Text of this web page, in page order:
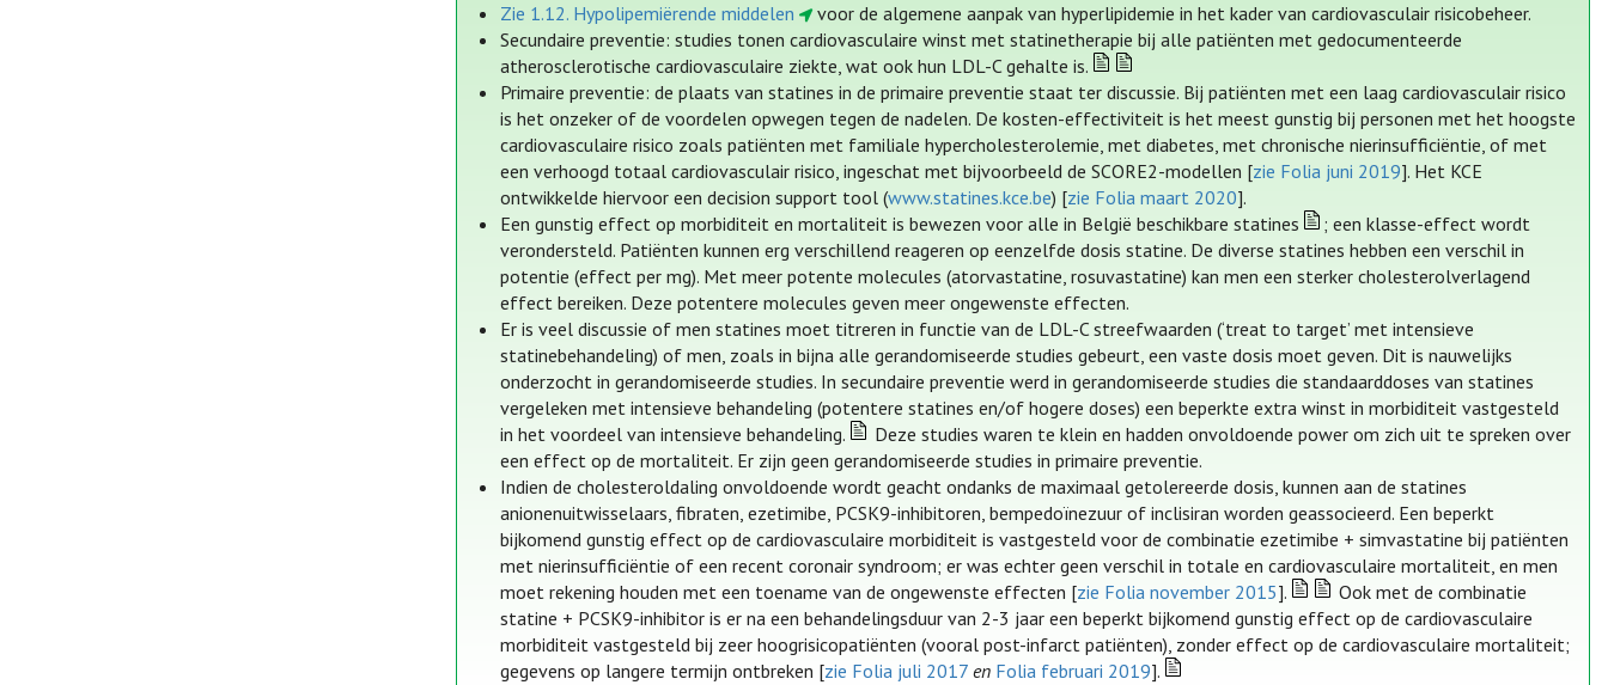
Zie 1.12. Hypolipemiërende middelen
voor de algemene aanpak van hyperlipidemie in het kader van cardiovasculair risicobeheer.
Secundaire preventie: studies tonen cardiovasculaire winst met statinetherapie bij alle patiënten met gedocumenteerde
atherosclerotische cardiovasculaire ziekte, wat ook hun LDL-C gehalte is.
Primaire preventie: de plaats van statines in de primaire preventie staat ter discussie. Bij patiënten met een laag cardiovasculair risico
is het onzeker of de voordelen opwegen tegen de nadelen. De kosten-effectiviteit is het meest gunstig bij personen met het hoogste
cardiovasculaire risico zoals patiënten met familiale hypercholesterolemie, met diabetes, met chronische nierinsufficiëntie, of met
een verhoogd totaal cardiovasculair risico, ingeschat met bijvoorbeeld de SCORE2-modellen [zie Folia juni 2019]. Het KCE
ontwikkelde hiervoor een decision support tool (www.statines.kce.be) [zie Folia maart 2020].
Een gunstig effect op morbiditeit en mortaliteit is bewezen voor alle in België beschikbare statines
; een klasse-effect wordt
verondersteld. Patiënten kunnen erg verschillend reageren op eenzelfde dosis statine. De diverse statines hebben een verschil in
potentie (effect per mg). Met meer potente molecules (atorvastatine, rosuvastatine) kan men een sterker cholesterolverlagend
effect bereiken. Deze potentere molecules geven meer ongewenste effecten.
Er is veel discussie of men statines moet titreren in functie van de LDL-C streefwaarden (‘treat to target’ met intensieve
statinebehandeling) of men, zoals in bijna alle gerandomiseerde studies gebeurt, een vaste dosis moet geven. Dit is nauwelijks
onderzocht in gerandomiseerde studies. In secundaire preventie werd in gerandomiseerde studies die standaarddoses van statines
vergeleken met intensieve behandeling (potentere statines en/of hogere doses) een beperkte extra winst in morbiditeit vastgesteld
in het voordeel van intensieve behandeling.
Deze studies waren te klein en hadden onvoldoende power om zich uit te spreken over
een effect op de mortaliteit. Er zijn geen gerandomiseerde studies in primaire preventie.
Indien de cholesteroldaling onvoldoende wordt geacht ondanks de maximaal getolereerde dosis, kunnen aan de statines
anionenuitwisselaars, fibraten, ezetimibe, PCSK9-inhibitoren, bempedoïnezuur of inclisiran worden geassocieerd. Een beperkt
bijkomend gunstig effect op de cardiovasculaire morbiditeit is vastgesteld voor de combinatie ezetimibe + simvastatine bij patiënten
met nierinsufficiëntie of een recent coronair syndroom; er was echter geen verschil in totale en cardiovasculaire mortaliteit, en men
moet rekening houden met een toename van de ongewenste effecten [zie Folia november 2015].
Ook met de combinatie
statine + PCSK9-inhibitor is er na een behandelingsduur van 2-3 jaar een beperkt bijkomend gunstig effect op de cardiovasculaire
morbiditeit vastgesteld bij zeer hoogrisicopatiënten (vooral post-infarct patiënten), zonder effect op de cardiovasculaire mortaliteit;
gegevens op langere termijn ontbreken [zie Folia juli 2017 en Folia februari 2019].